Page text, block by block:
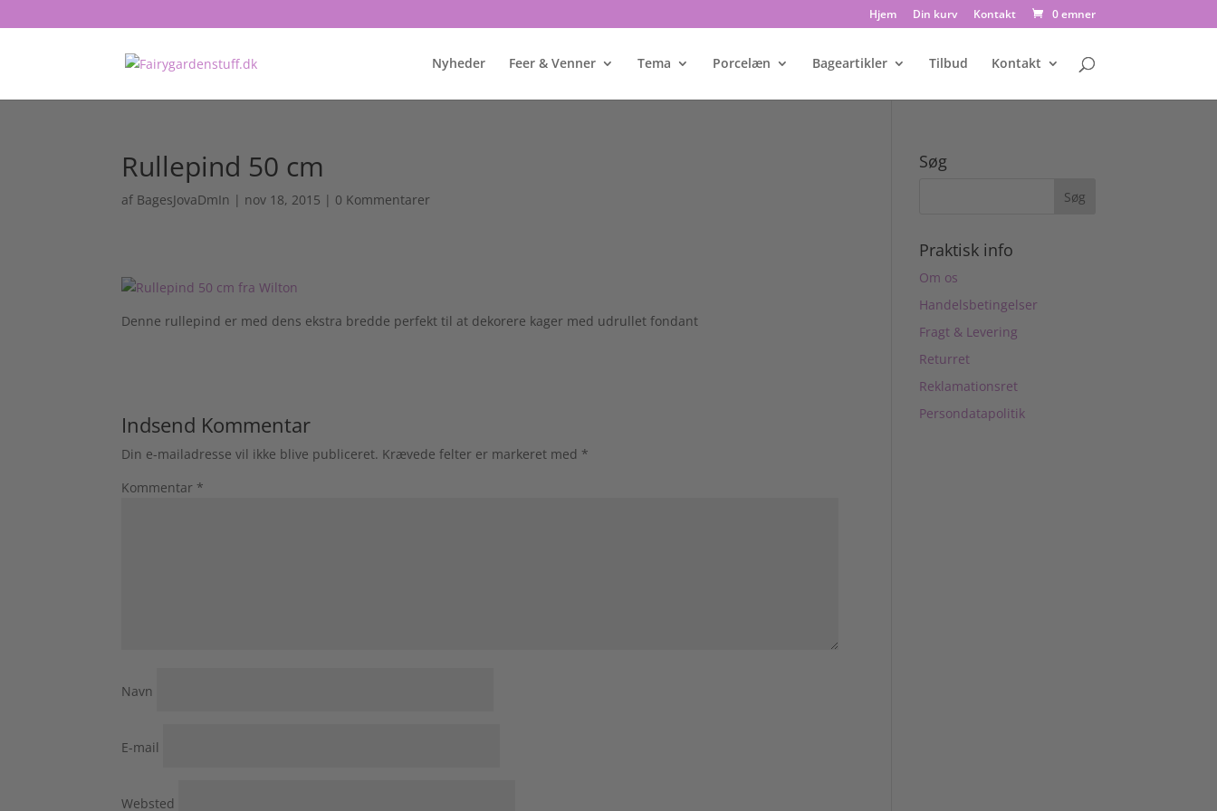
Hjem Din kurv Kontakt 0 emner
Nyheder Feer & Venner Tema Porcelæn Bageartikler Tilbud Kontakt
Rullepind 50 cm
af BagesJovaDmIn | nov 18, 2015 | 0 Kommentarer
Denne rullepind er med dens ekstra bredde perfekt til at dekorere kager med udrullet fondant
Indsend Kommentar
Din e-mailadresse vil ikke blive publiceret. Krævede felter er markeret med *
Kommentar *
Navn
E-mail
Websted
Søg
Praktisk info
Om os
Handelsbetingelser
Fragt & Levering
Returret
Reklamationsret
Persondatapolitik